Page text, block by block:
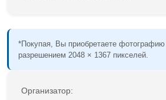
*Покупая, Вы приобретаете фотографию
разрешением 2048 × 1367 пикселей.
Организатор: